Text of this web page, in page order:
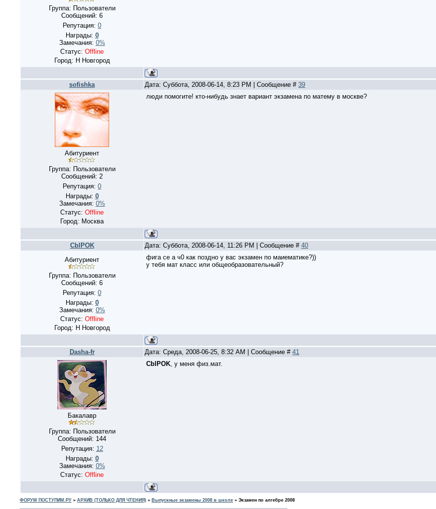
Группа: Пользователи
Сообщений: 6
Репутация: 0
Награды: 0
Замечания: 0%
Статус: Offline
Город: Н Новгород
sofishka Дата: Суббота, 2008-06-14, 8:23 PM | Сообщение # 39
Абитуриент
Группа: Пользователи
Сообщений: 2
Репутация: 0
Награды: 0
Замечания: 0%
Статус: Offline
Город: Москва
люди помогите! кто-нибудь знает вариант экзамена по матему в москве?
CblPOK Дата: Суббота, 2008-06-14, 11:26 PM | Сообщение # 40
Абитуриент
Группа: Пользователи
Сообщений: 6
Репутация: 0
Награды: 0
Замечания: 0%
Статус: Offline
Город: Н Новгород
фига се а ч0 как поздно у вас экзамен по маиематике?))
у тебя мат класс или общеобразовательный?
Dasha-fr Дата: Среда, 2008-06-25, 8:32 AM | Сообщение # 41
Бакалавр
Группа: Пользователи
Сообщений: 144
Репутация: 12
Награды: 0
Замечания: 0%
Статус: Offline
CblPOK, у меня физ.мат.
ФОРУМ ПОСТУПИМ.РУ » АРХИВ (ТОЛЬКО ДЛЯ ЧТЕНИЯ) » Выпускные экзамены 2008 в школе » Экзамен по алгебре 2008